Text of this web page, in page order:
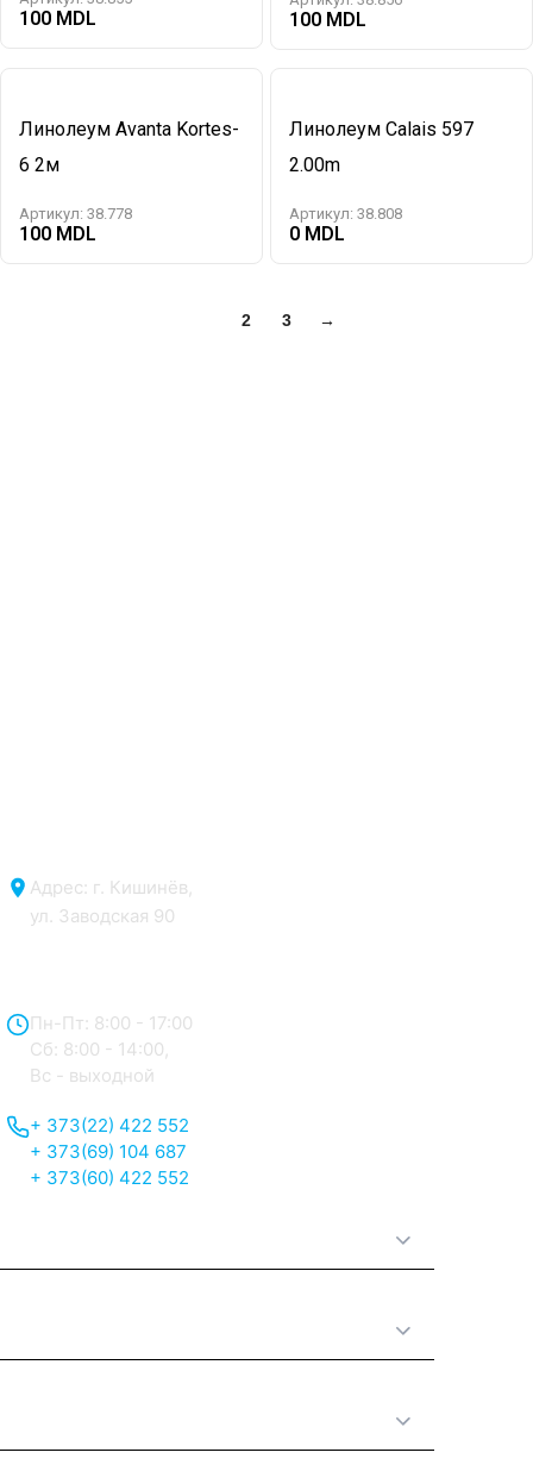
100 100
Линолеум Avanta Kortes-
6 2м
Артикул: 38.778
100
Линолеум Calais 597
2.00m
Артикул: 38.808
0
2 3 →
Адрес: г. Кишинёв,
ул. Заводская 90
Пн-Пт: 8:00 - 17:00
Сб: 8:00 - 14:00,
Вс - выходной
+ 373(22) 422 552
+ 373(69) 104 687
+ 373(60) 422 552